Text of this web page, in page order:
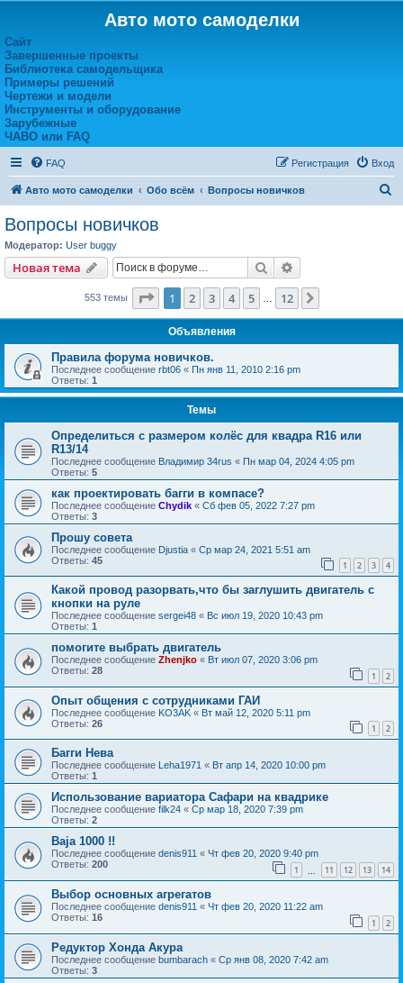
Авто мото самоделки
Сайт
Завершенные проекты
Библиотека самодельщика
Примеры решений
Чертежи и модели
Инструменты и оборудование
Зарубежные
ЧАВО или FAQ
FAQ Вход
Регистрация
Авто мото самоделки Обо всём Вопросы новичков
Вопросы новичков
Модератор: User buggy
Новая тема Поиск
553 темы Страница из 12
1 2 3 4 5 12
Объявления
Правила форума новичков.
Последнее сообщение rbt06 « Пн янв 11, 2010 2:16 pm
Ответы: 1
Темы
Определиться с размером колёс для квадра R16 или
R13/14
Последнее сообщение Владимир 34rus « Пн мар 04, 2024 4:05 pm
Ответы: 5
как проектировать багги в компасе?
Последнее сообщение Chydik « Сб фев 05, 2022 7:27 pm
Ответы: 3
Прошу совета
Последнее сообщение Djustia « Ср мар 24, 2021 5:51 am
Ответы: 45 1 2 3 4
Какой провод разорвать,что бы заглушить двигатель с
кнопки на руле
Последнее сообщение sergei48 « Вс июл 19, 2020 10:43 pm
Ответы: 1
помогите выбрать двигатель
Последнее сообщение Zhenjko « Вт июл 07, 2020 3:06 pm
Ответы: 28 1 2
Опыт общения с сотрудниками ГАИ
Последнее сообщение KO3AK « Вт май 12, 2020 5:11 pm
Ответы: 26 1 2
Багги Нева
Последнее сообщение Leha1971 « Вт апр 14, 2020 10:00 pm
Ответы: 1
Использование вариатора Сафари на квадрике
Последнее сообщение filk24 « Ср мар 18, 2020 7:39 pm
Ответы: 2
Baja 1000 !!
Последнее сообщение denis911 « Чт фев 20, 2020 9:40 pm
Ответы: 200 1 11 12 13 14
Выбор основных агрегатов
Последнее сообщение denis911 « Чт фев 20, 2020 11:22 am
Ответы: 16 1 2
Редуктор Хонда Акура
Последнее сообщение bumbarach « Ср янв 08, 2020 7:42 am
Ответы: 3